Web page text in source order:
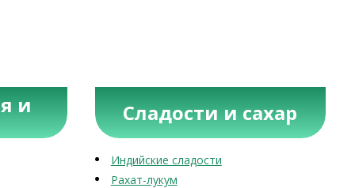
и Сладости и сахар
Индийские сладости
Рахат-лукум